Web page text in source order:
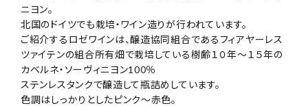
ニヨン。
北国のドイツでも栽培・ワイン造りが行われています。
ご紹介するロゼワインは、醸造協同組合であるフィアヤーレス
ツァイテンの組合所有畑で栽培している樹齢１０年～１５年の
カベルネ・ソーヴィニヨン100％
ステンレスタンクで醸造して瓶詰めしています。
色調はしっかりとしたピンク～赤色。